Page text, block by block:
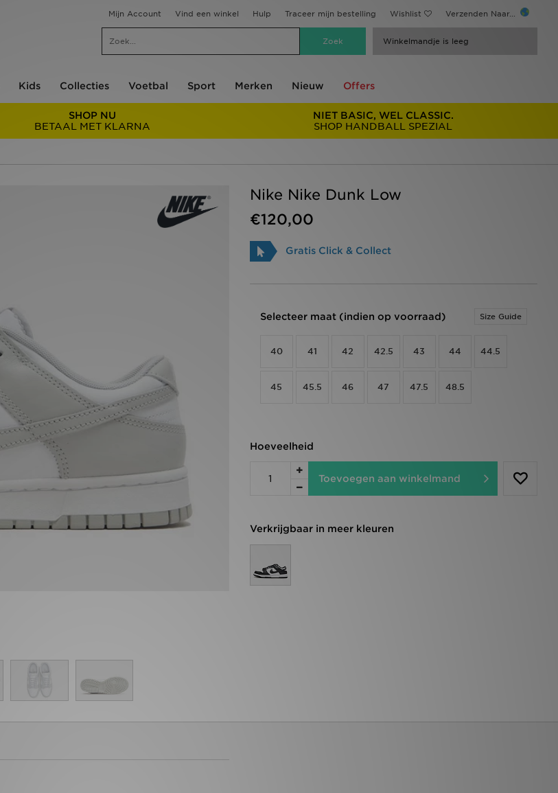
Mijn Account Vind een winkel Hulp Traceer mijn bestelling Wishlist Verzenden Naar...
Winkelmandje is leeg
Kids Collecties Voetbal Sport Merken Nieuw Offers
SHOP NU
BETAAL MET KLARNA
NIET BASIC, WEL CLASSIC.
SHOP HANDBALL SPEZIAL
Nike Nike Dunk Low
€120,00
Gratis Click & Collect
Selecteer maat (indien op voorraad) Size Guide
40 41 42 42.5 43 44 44.5
45 45.5 46 47 47.5 48.5
Hoeveelheid
Toevoegen aan winkelmand
Verkrijgbaar in meer kleuren